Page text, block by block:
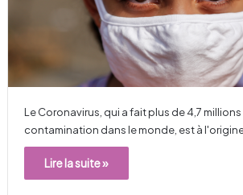
Le Coronavirus, qui a fait plus de 4,7
contamination dans le monde, est à
Lire la suite »